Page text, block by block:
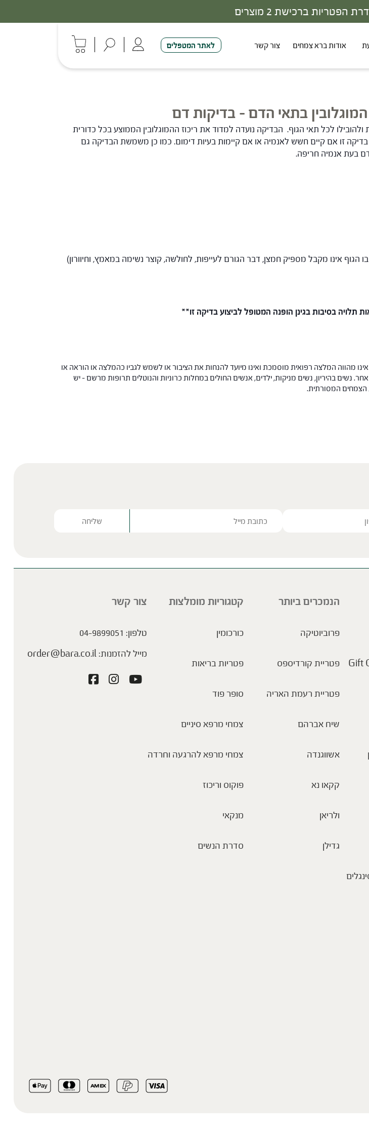
אודות ברא צמחים צור קשר לאתר המטפלים
לכל תאי הגוף. הבדיקה נועדה למדוד את ריכוז ההמוגלובין הממוצע בכל כדורית
זו אם קיים חשש לאנמיה או אם קיימות בעיות דימום. כמו כן משמשת הבדיקה גם
בעת אנמיה חריפה.
אינו מקבל מספיק חמצן, דבר הגורם לעייפות, לחולשה, קוצר נשימה במאמץ, וחיוורון)
בסיבות בגינן הופנה המטופל לביצוע בדיקה זו**
מהווה המלצה רפואית מוסמכת ואינו מיועד להנחות את הציבור או לשמש לגביו כהמלצה או הוראה או
נשים בהיריון, נשים מניקות, ילדים, אנשים החולים במחלות כרוניות והנוטלים תרופות מרשם – יש
הצמחים המסורתית.
הנמכרים ביותר
פרוביוטיקה
פטריית קורדיספס
פטריית רעמת האריה
שיח אברהם
אשווגנדה
קקאו נא
ולריאן
גדילן
קטגוריות מומלצות
כורכומין
פטריות בריאות
סופר פוד
צמחי מרפא סיניים
צמחי מרפא להרגעה וחרדה
פוקוס וריכוז
מנקאי
סדרת הנשים
צור קשר
טלפון: 04-9899051
מייל להזמנות:order@bara.co.il